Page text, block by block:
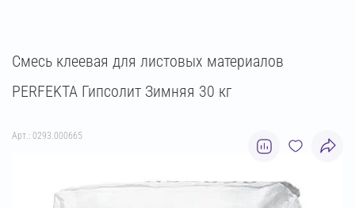
Смесь клеевая для листовых материалов
PERFEKTA Гипсолит Зимняя 30 кг
Арт.: 0293.000665